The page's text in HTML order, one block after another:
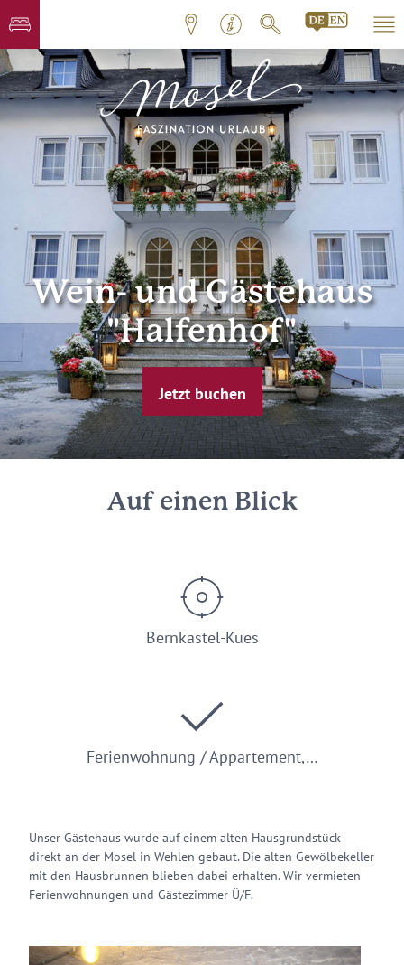
Wein- und Gästehaus
"Halfenhof"
Jetzt buchen
Auf einen Blick
Bernkastel-Kues
Ferienwohnung / Appartement,…
Unser Gästehaus wurde auf einem alten Hausgrundstück
direkt an der Mosel in Wehlen gebaut. Die alten Gewölbekeller
mit den Hausbrunnen blieben dabei erhalten. Wir vermieten
Ferienwohnungen und Gästezimmer Ü/F.